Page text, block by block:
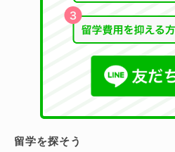
留学を探そう